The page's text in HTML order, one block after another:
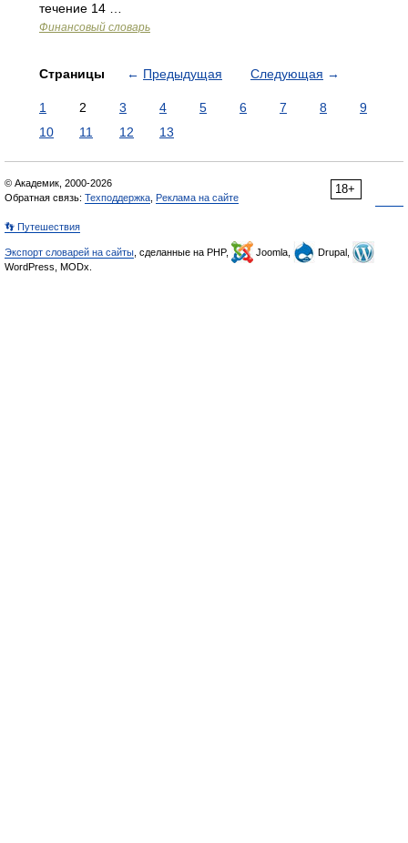
течение 14 …
Финансовый словарь
Страницы ← Предыдущая Следующая →
1 2 3 4 5 6 7 8
9
10
11 12 13
18+
© Академик, 2000-2026
Обратная связь: Техподдержка Реклама на сайте
👣 Путешествия
Экспорт словарей на сайты , сделанные на PHP, Joomla,
Drupal,
WordPress, MODx.